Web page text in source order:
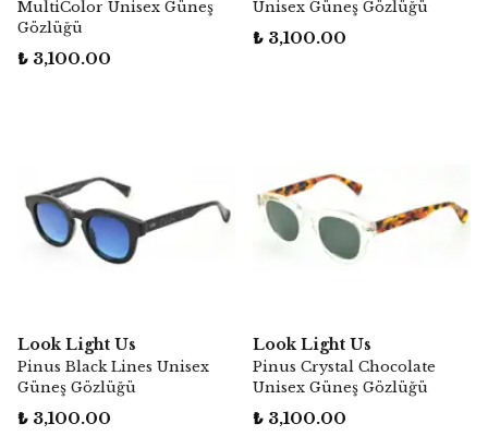
MultiColor Unisex Güneş
Gözlüğü
₺ 3,100.00
Unisex Güneş Gözlüğü
₺ 3,100.00
Look Light Us
Pinus Black Lines Unisex
Güneş Gözlüğü
₺ 3,100.00
Look Light Us
Pinus Crystal Chocolate
Unisex Güneş Gözlüğü
₺ 3,100.00